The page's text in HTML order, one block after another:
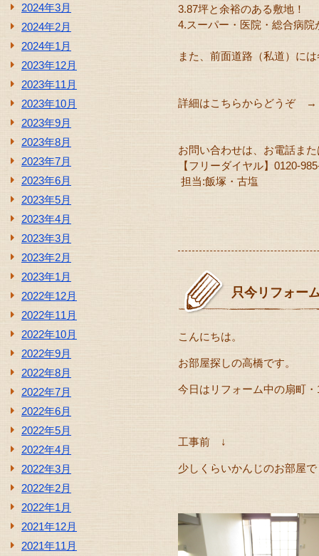
2024年3月
2024年2月
2024年1月
2023年12月
2023年11月
2023年10月
2023年9月
2023年8月
2023年7月
2023年6月
2023年5月
2023年4月
2023年3月
2023年2月
2023年1月
2022年12月
2022年11月
2022年10月
2022年9月
2022年8月
2022年7月
2022年6月
2022年5月
2022年4月
2022年3月
2022年2月
2022年1月
2021年12月
2021年11月
3.87坪と余裕のある敷地！
4.スーパー・医院・総合病院
また、前面道路（私道）に
詳細はこちらからどう
お問い合わせは、お電話ま
【フリーダイヤル】0120-
担当:飯塚・古塩
只今リフォー
こんにちは。
お部屋探しの高橋です。
今日はリフォーム中の扇町
工事前 ↓
少しくらいかんじのお部屋